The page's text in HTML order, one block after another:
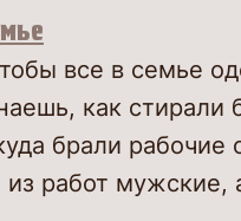
все в семье
как стирали
брали рабочие
работ